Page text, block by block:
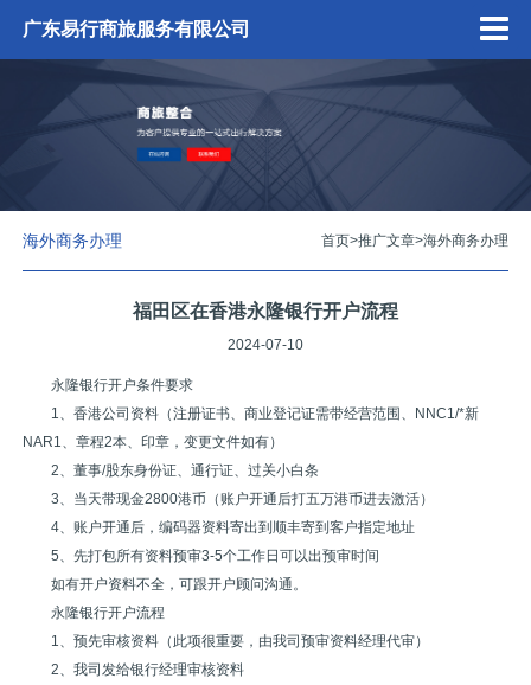
广东易行商旅服务有限公司
海外商务办理 首页>推广文章>海外商务办理
福田区在香港永隆银行开户流程
2024-07-10
永隆银行开户条件要求
1、香港公司资料（注册证书、商业登记证需带经营范围、NNC1/*新
NAR1、章程2本、印章，变更文件如有）
2、董事/股东身份证、通行证、过关小白条
3、当天带现金2800港币（账户开通后打五万港币进去激活）
4、账户开通后，编码器资料寄出到顺丰寄到客户指定地址
5、先打包所有资料预审3-5个工作日可以出预审时间
如有开户资料不全，可跟开户顾问沟通。
永隆银行开户流程
1、预先审核资料（此项很重要，由我司预审资料经理代审）
2、我司发给银行经理审核资料